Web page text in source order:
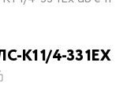
1/4-33 1EX